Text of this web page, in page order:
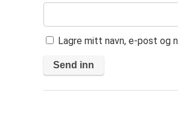
Lagre mitt navn, e-post og
A